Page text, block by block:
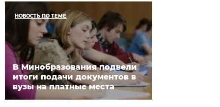
НОВОСТЬ ПО ТЕМЕ
В Минобразования подвели
итоги подачи документов в
вузы на платные места